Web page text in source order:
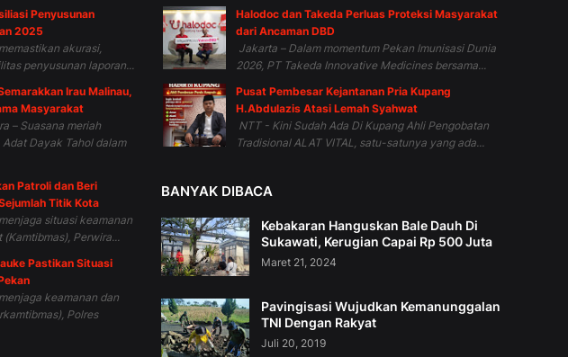
Penyusunan
2025
akurasi,
penyusunan laporan...
Irau Malinau,
Masyarakat
– Suasana meriah
Dayak Tahol dalam
Patroli dan Beri
Titik Kota
situasi keamanan
Perwira...
Pastikan Situasi
keamanan dan
Polres
Halodoc dan Takeda Perluas Proteksi Masyarakat
dari Ancaman DBD
Jakarta – Dalam momentum Pekan Imunisasi Dunia
2026, PT Takeda Innovative Medicines bersama...
Pusat Pembesar Kejantanan Pria Kupang
H.Abdulazis Atasi Lemah Syahwat
NTT - Kini Sudah Ada Di Kupang Ahli Pengobatan
Tradisional ALAT VITAL, satu-satunya yang ada...
BANYAK DIBACA
Kebakaran Hanguskan Bale Dauh Di
Sukawati, Kerugian Capai Rp 500 Juta
Maret 21, 2024
Pavingisasi Wujudkan Kemanunggalan
TNI Dengan Rakyat
Juli 20, 2019